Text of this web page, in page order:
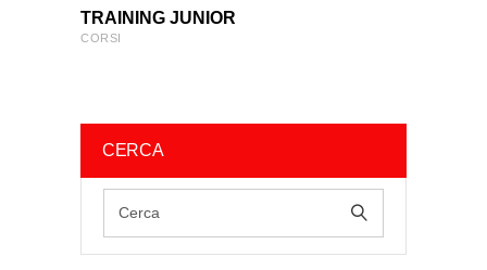
VIEW PRODUCT
VIEW PRODUCT
TRAINING JUNIOR
CORSI
CERCA